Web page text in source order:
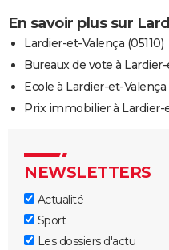
En savoir plus sur
Lardier-et-Valença (05110)
Bureaux de vote à
Ecole à Lardier-et-Valença
Prix immobilier à Lardier-
NEWSLETTERS
Actualité
Sport
Les dossiers d'actu